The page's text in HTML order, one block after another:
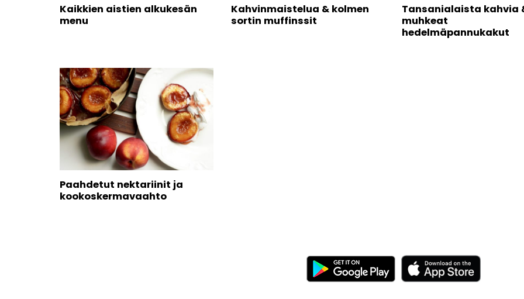
Kaikkien aistien alkukesän
menu
Kahvinmaistelua & kolmen
sortin muffinssit
Tansanialaista kahvia
muhkeat
hedelmäpannukakut
Paahdetut nektariinit ja
kookoskermavaahto